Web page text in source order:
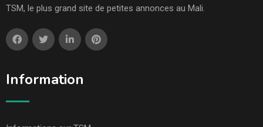
TSM, le plus grand site de petites annonces au Mali.
Information